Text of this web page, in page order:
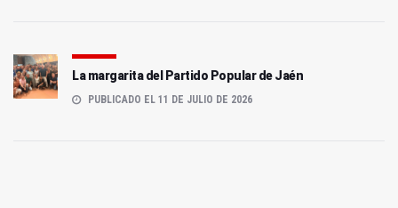
La margarita del Partido Popular de Jaén
PUBLICADO EL 11 DE JULIO DE 2026